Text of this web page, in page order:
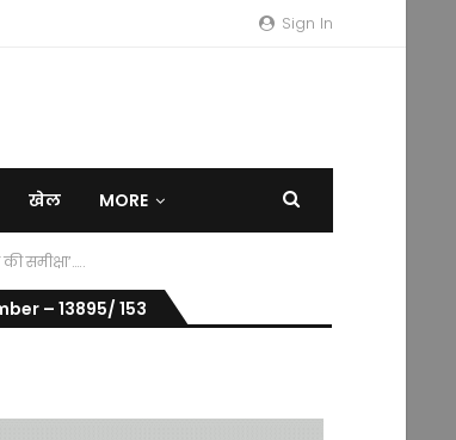
Sign In
खेल MORE
समीक्षा’…..
– 13895/ 153